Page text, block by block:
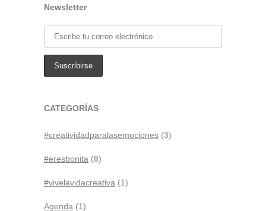
Newsletter
CATEGORÍAS
#creatividadparalasemociones (3)
#eresbonita (8)
#vivelavidacreativa (1)
Agenda (1)